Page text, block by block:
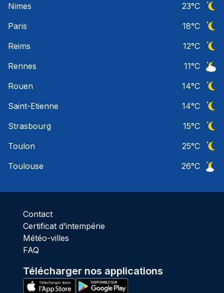
Nimes
23°C
Paris
18°C
Reims
12°C
Rennes
11°C
Rouen
14°C
Saint-Etienne
14°C
Strasbourg
15°C
Toulon
25°C
Toulouse
26°C
Contact
Certificat d’intempérie
Météo-villes
FAQ
Télécharger nos applications